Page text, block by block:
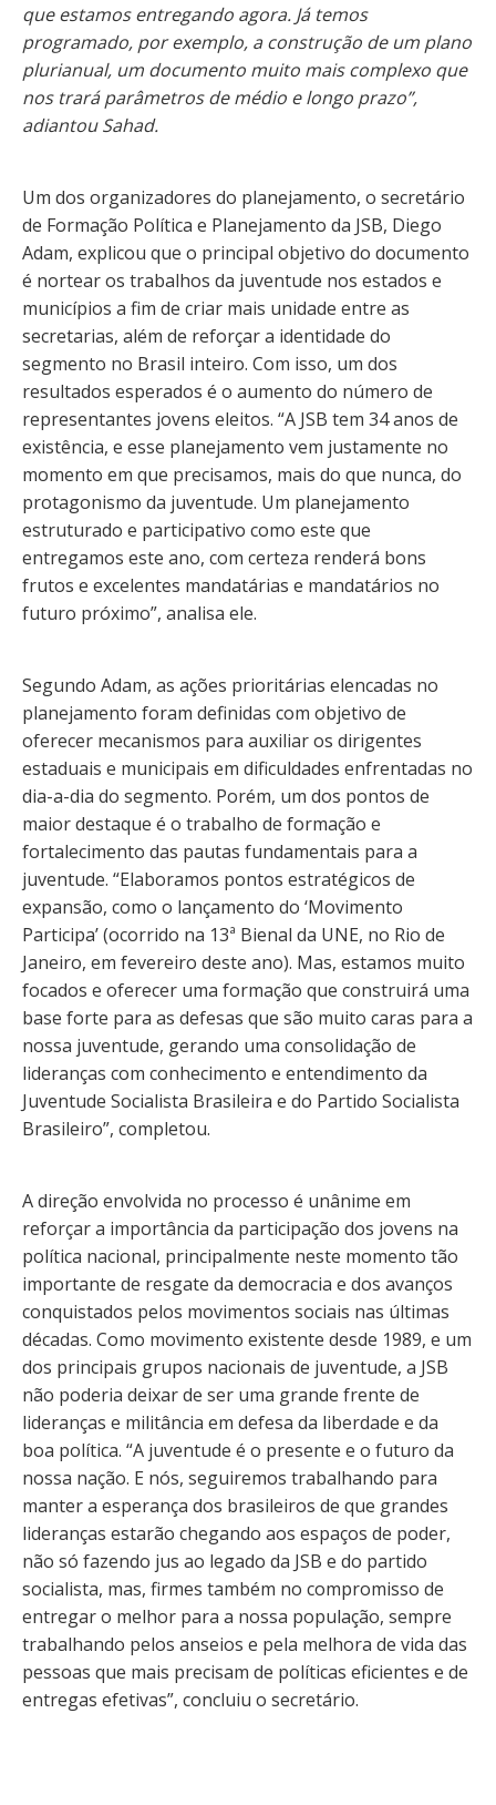
que estamos entregando agora. Já temos
programado, por exemplo, a construção de um plano
plurianual, um documento muito mais complexo que
nos trará parâmetros de médio e longo prazo”,
adiantou Sahad.
Um dos organizadores do planejamento, o secretário
de Formação Política e Planejamento da JSB, Diego
Adam, explicou que o principal objetivo do documento
é nortear os trabalhos da juventude nos estados e
municípios a fim de criar mais unidade entre as
secretarias, além de reforçar a identidade do
segmento no Brasil inteiro. Com isso, um dos
resultados esperados é o aumento do número de
representantes jovens eleitos. “A JSB tem 34 anos de
existência, e esse planejamento vem justamente no
momento em que precisamos, mais do que nunca, do
protagonismo da juventude. Um planejamento
estruturado e participativo como este que
entregamos este ano, com certeza renderá bons
frutos e excelentes mandatárias e mandatários no
futuro próximo”, analisa ele.
Segundo Adam, as ações prioritárias elencadas no
planejamento foram definidas com objetivo de
oferecer mecanismos para auxiliar os dirigentes
estaduais e municipais em dificuldades enfrentadas no
dia-a-dia do segmento. Porém, um dos pontos de
maior destaque é o trabalho de formação e
fortalecimento das pautas fundamentais para a
juventude. “Elaboramos pontos estratégicos de
expansão, como o lançamento do ‘Movimento
Participa’ (ocorrido na 13ª Bienal da UNE, no Rio de
Janeiro, em fevereiro deste ano). Mas, estamos muito
focados e oferecer uma formação que construirá uma
base forte para as defesas que são muito caras para a
nossa juventude, gerando uma consolidação de
lideranças com conhecimento e entendimento da
Juventude Socialista Brasileira e do Partido Socialista
Brasileiro”, completou.
A direção envolvida no processo é unânime em
reforçar a importância da participação dos jovens na
política nacional, principalmente neste momento tão
importante de resgate da democracia e dos avanços
conquistados pelos movimentos sociais nas últimas
décadas. Como movimento existente desde 1989, e um
dos principais grupos nacionais de juventude, a JSB
não poderia deixar de ser uma grande frente de
lideranças e militância em defesa da liberdade e da
boa política. “A juventude é o presente e o futuro da
nossa nação. E nós, seguiremos trabalhando para
manter a esperança dos brasileiros de que grandes
lideranças estarão chegando aos espaços de poder,
não só fazendo jus ao legado da JSB e do partido
socialista, mas, firmes também no compromisso de
entregar o melhor para a nossa população, sempre
trabalhando pelos anseios e pela melhora de vida das
pessoas que mais precisam de políticas eficientes e de
entregas efetivas”, concluiu o secretário.